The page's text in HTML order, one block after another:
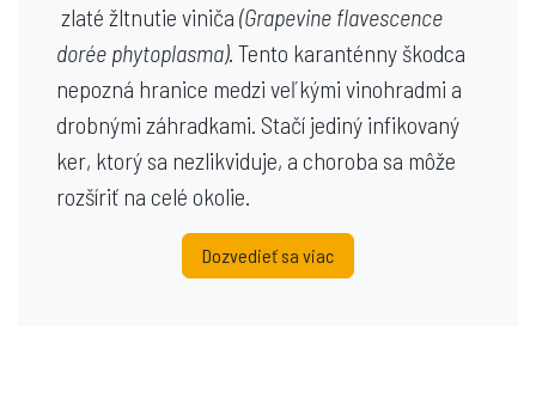
zlaté žltnutie viniča (Grapevine flavescence
dorée phytoplasma). Tento karanténny škodca
nepozná hranice medzi veľkými vinohradmi a
drobnými záhradkami. Stačí jediný infikovaný
ker, ktorý sa nezlikviduje, a choroba sa môže
rozšíriť na celé okolie.
Dozvedieť sa viac